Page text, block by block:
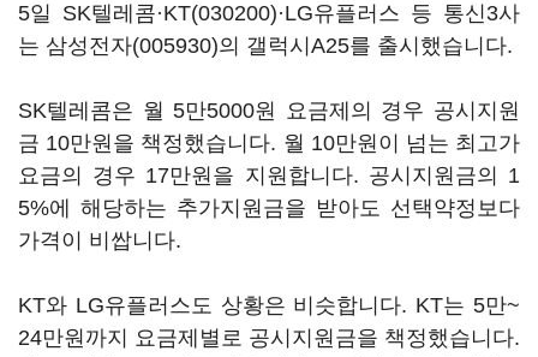
5일 SK텔레콤·KT(030200)·LG유플러스 등 통신3사
는 삼성전자(005930)의 갤럭시A25를 출시했습니다.
SK텔레콤은 월 5만5000원 요금제의 경우 공시지원
금 10만원을 책정했습니다. 월 10만원이 넘는 최고가
요금의 경우 17만원을 지원합니다. 공시지원금의 1
5%에 해당하는 추가지원금을 받아도 선택약정보다
가격이 비쌉니다.
KT와 LG유플러스도 상황은 비슷합니다. KT는 5만~
24만원까지 요금제별로 공시지원금을 책정했습니다.